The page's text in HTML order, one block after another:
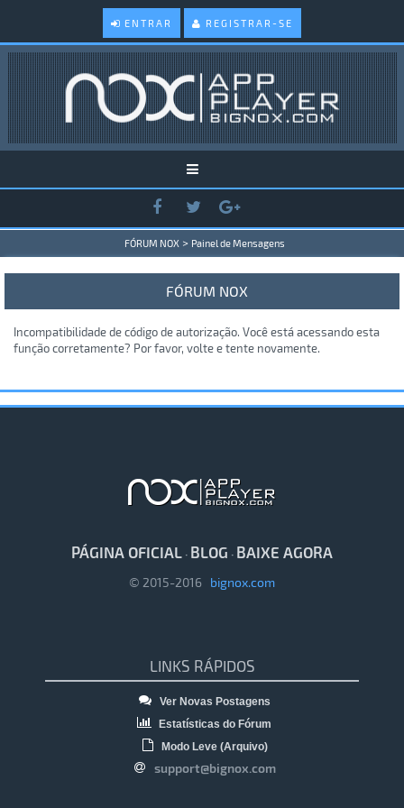
ENTRAR REGISTRAR-SE
FÓRUM NOX > Painel de Mensagens
FÓRUM NOX
Incompatibilidade de código de autorização. Você está acessando esta
função corretamente? Por favor, volte e tente novamente.
PÁGINA OFICIAL · BLOG · BAIXE AGORA
© 2015-2016 bignox.com
LINKS RÁPIDOS
Ver Novas Postagens
Estatísticas do Fórum
Modo Leve (Arquivo)
support@bignox.com